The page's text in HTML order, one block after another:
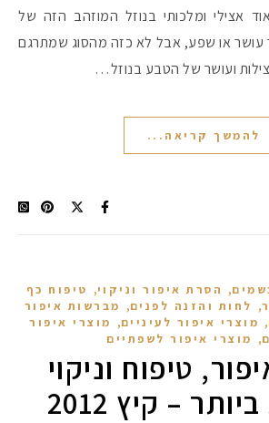
אצילי ומלכותי בנוזל המוזהב הזה של
או שפע, אבל לא כזה מהסוג שמתרגם
ועושר של הטבע בנוזל…
להמשך קריאה...
, הסרת איפור וניקוי, טיפוח כף
, לחות והזנה לפנים, מברשות איפור
, מוצרי איפור לעיניים, מוצרי איפור
, מוצרי איפור לשפתיים
טיפוח וניקוי
– קיץ 2012